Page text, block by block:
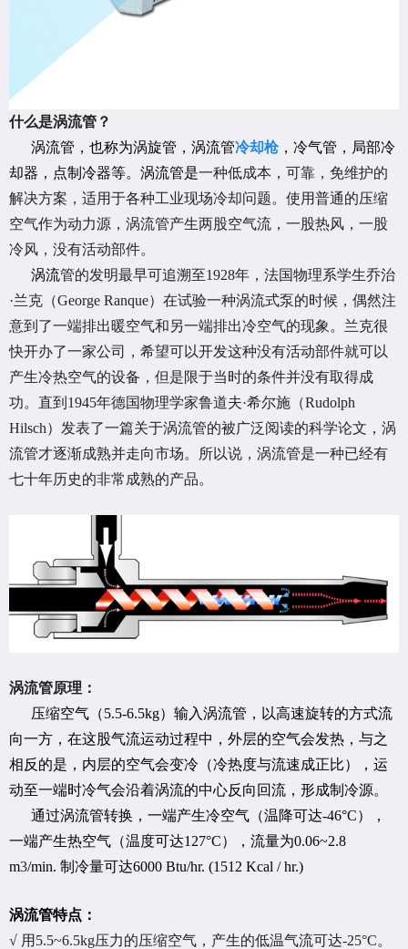
什么是涡流管？
涡流管，也称为涡旋管，涡流管冷却枪，冷气管，局部冷
却器，点制冷器等。涡流管是一种低成本，可靠，免维护的
解决方案，适用于各种工业现场冷却问题。使用普通的压缩
空气作为动力源，涡流管产生两股空气流，一股热风，一股
冷风，没有活动部件。
涡流管的发明最早可追溯至1928年，法国物理系学生乔治
·兰克（George Ranque）在试验一种涡流式泵的时候，偶然注
意到了一端排出暖空气和另一端排出冷空气的现象。兰克很
快开办了一家公司，希望可以开发这种没有活动部件就可以
产生冷热空气的设备，但是限于当时的条件并没有取得成
功。直到1945年德国物理学家鲁道夫·希尔施（Rudolph
Hilsch）发表了一篇关于涡流管的被广泛阅读的科学论文，涡
流管才逐渐成熟并走向市场。所以说，涡流管是一种已经有
七十年历史的非常成熟的产品。
涡流管原理：
压缩空气（5.5-6.5kg）输入涡流管，以高速旋转的方式流
向一方，在这股气流运动过程中，外层的空气会发热，与之
相反的是，内层的空气会变冷（冷热度与流速成正比），运
动至一端时冷气会沿着涡流的中心反向回流，形成制冷源。
通过涡流管转换，一端产生冷空气（温降可达-46°C），
一端产生热空气（温度可达127°C），流量为0.06~2.8
m3/min. 制冷量可达6000 Btu/hr. (1512 Kcal / hr.)
涡流管特点：
√ 用5.5~6.5kg压力的压缩空气，产生的低温气流可达-25°C。